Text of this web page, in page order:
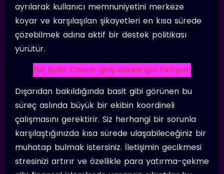
ayrılarak kullanıcı memnuniyetini merkeze
koyar ve karşılaşılan şikayetleri en kısa sürede
çözebilmek adına aktif bir destek politikası
yürütür.
Pia Bella Casino giriş adresi için tıklayın!
Dışarıdan bakıldığında basit gibi görünen bu
süreç aslında büyük bir ekibin koordineli
çalışmasını gerektirir. Siz herhangi bir sorunla
karşılaştığınızda kısa sürede ulaşabileceğiniz bir
muhatap bulmak istersiniz. İletişimin gecikmesi
stresinizi artırır ve özellikle para yatırma-çekme